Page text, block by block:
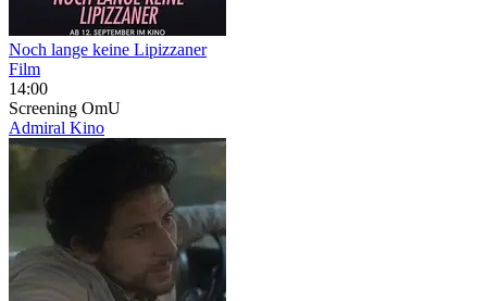
Noch lange keine Lipizzaner
Film
14:00
Screening OmU
Admiral Kino